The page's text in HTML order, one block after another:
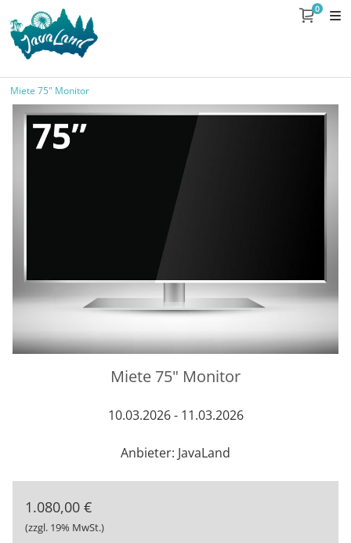
0
Miete 75" Monitor
Miete 75" Monitor
10.03.2026 - 11.03.2026
Anbieter: JavaLand
1.080,00 €
(zzgl. 19% MwSt.)